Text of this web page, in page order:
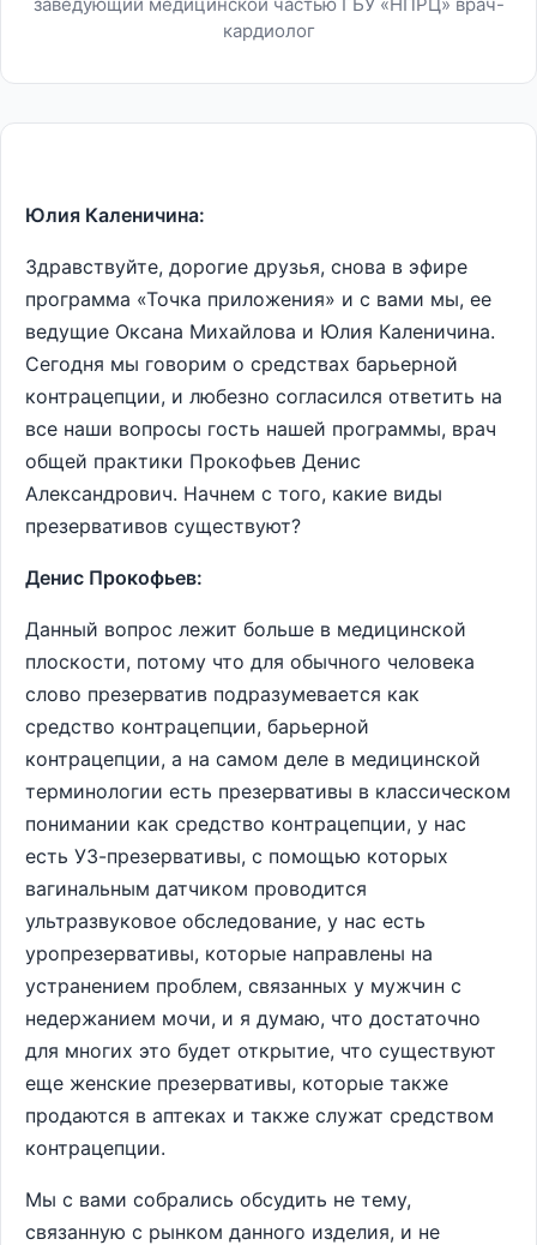
кардиолог
Юлия Каленичина:
Здравствуйте, дорогие друзья, снова в эфире
программа «Точка приложения» и с вами мы, ее
ведущие Оксана Михайлова и Юлия Каленичина.
Сегодня мы говорим о средствах барьерной
контрацепции, и любезно согласился ответить на
все наши вопросы гость нашей программы, врач
общей практики Прокофьев Денис
Александрович. Начнем с того, какие виды
презервативов существуют?
Денис Прокофьев:
Данный вопрос лежит больше в медицинской
плоскости, потому что для обычного человека
слово презерватив подразумевается как
средство контрацепции, барьерной
контрацепции, а на самом деле в медицинской
терминологии есть презервативы в классическом
понимании как средство контрацепции, у нас
есть УЗ-презервативы, с помощью которых
вагинальным датчиком проводится
ультразвуковое обследование, у нас есть
уропрезервативы, которые направлены на
устранением проблем, связанных у мужчин с
недержанием мочи, и я думаю, что достаточно
для многих это будет открытие, что существуют
еще женские презервативы, которые также
продаются в аптеках и также служат средством
контрацепции.
Мы с вами собрались обсудить не тему,
связанную с рынком данного изделия, и не